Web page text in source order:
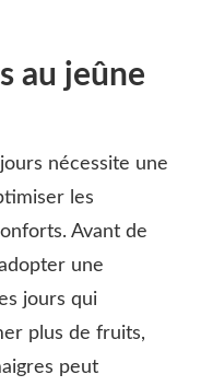
au jeûne
nécessite une
les
Avant de
une
jours qui
plus de fruits,
peut